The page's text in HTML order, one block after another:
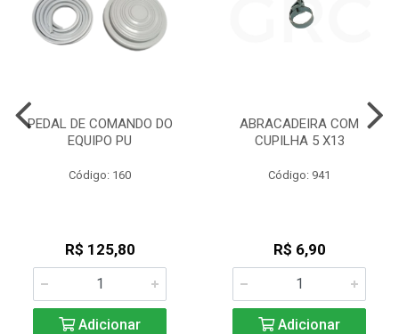
PEDAL DE COMANDO DO
EQUIPO PU
Código: 160
R$ 125,80
Adicionar
ABRACADEIRA COM
CUPILHA 5 X13
Código: 941
R$ 6,90
Adicionar